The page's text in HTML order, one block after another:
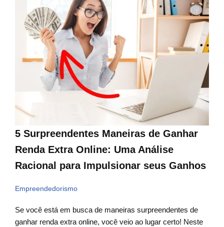
5 Surpreendentes Maneiras de Ganhar
Renda Extra Online: Uma Análise
Racional para Impulsionar seus Ganhos
Empreendedorismo
Se você está em busca de maneiras surpreendentes de
ganhar renda extra online, você veio ao lugar certo! Neste